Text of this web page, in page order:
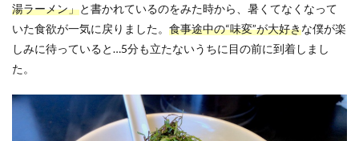
湯ラーメン」と書かれているのをみた時から、暑くてなくなって
いた食欲が一気に戻りました。 食事途中の“味変”が大好きな僕が楽
しみに待っていると…5分も立たないうちに目の前に到着しまし
た。